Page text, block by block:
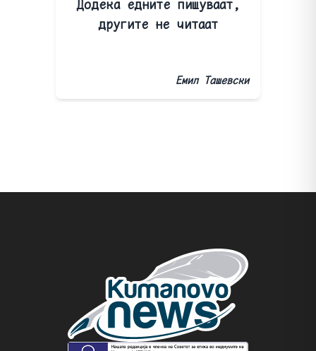
Додека едните пишуваат,
другите не читаат
Емил Ташевски